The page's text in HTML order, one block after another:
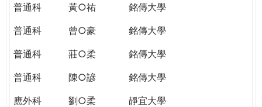
普通科
黃○祐
銘傳大學
普通科
曾○豪
銘傳大學
普通科
莊○柔
銘傳大學
普通科
陳○諺
銘傳大學
應外科
劉○柔
靜宜大學